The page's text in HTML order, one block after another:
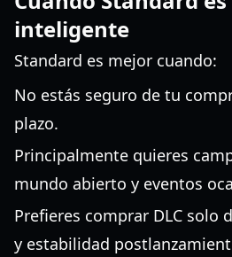
inteligente
Standard es mejor cuando:
No estás seguro de tu
plazo.
Principalmente quieres
mundo abierto y eventos
Prefieres comprar DLC solo
y estabilidad